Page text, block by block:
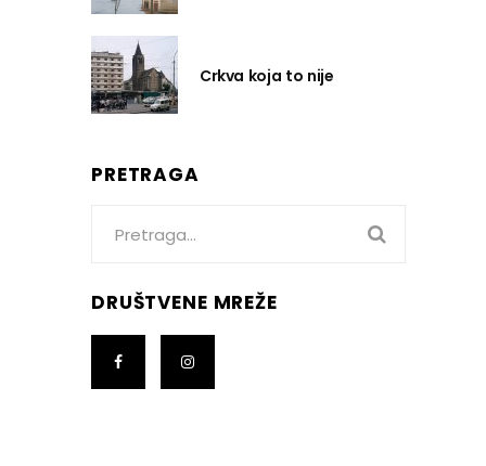
Crkva koja to nije
PRETRAGA
DRUŠTVENE MREŽE